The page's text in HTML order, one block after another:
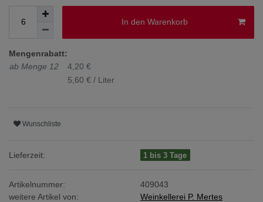
In den Warenkorb
Mengenrabatt:
ab Menge 12
4,20 €
5,60 € / Liter
Wunschliste
Lieferzeit: 1 bis 3 Tage
Artikelnummer:
409043
weitere Artikel von:
Weinkellerei P. Mertes